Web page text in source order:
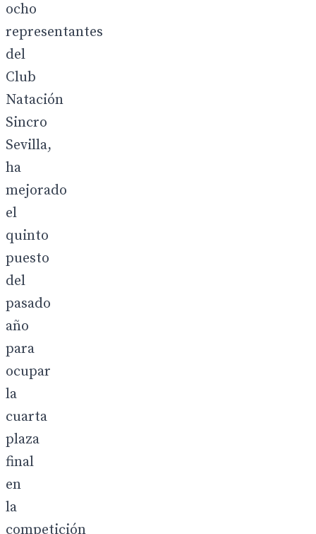
ocho
representantes
del
Club
Natación
Sincro
Sevilla,
ha
mejorado
el
quinto
puesto
del
pasado
año
para
ocupar
la
cuarta
plaza
final
en
la
competición